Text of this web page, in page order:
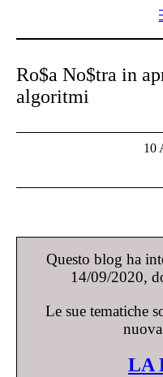
Ro$a No$tra in
algoritmi
10
Questo blog ha
14/09/2020,
Le sue tematiche
LA